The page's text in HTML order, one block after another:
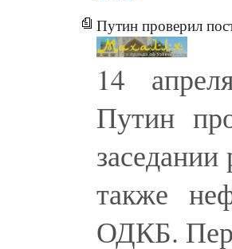
Путин проверил
14
Путин
также
ОДКБ.